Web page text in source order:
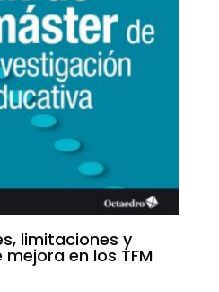
limitaciones y
en los TFM